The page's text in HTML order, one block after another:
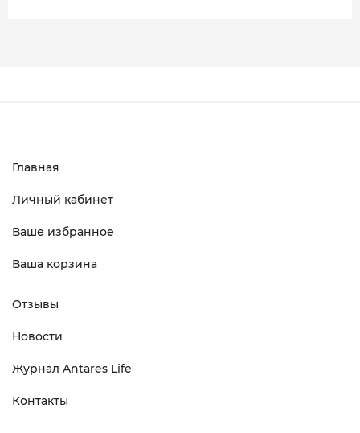
Главная
Личный кабинет
Ваше избранное
Ваша корзина
Отзывы
Новости
Журнал Antares Life
Контакты